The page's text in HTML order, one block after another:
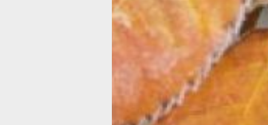
растениям.
Чем укрыть
Полиэтиленовая пленка.
Садоводы
рекомендуют ее для укрытия роз,
не пропускает воду, которой боятся
обычные, так и плетистые розы. С
успехом можно использовать
пленочную гидроизоляцию.
Пленка бывает разной. Например,
гидрофильная.Предохраняет